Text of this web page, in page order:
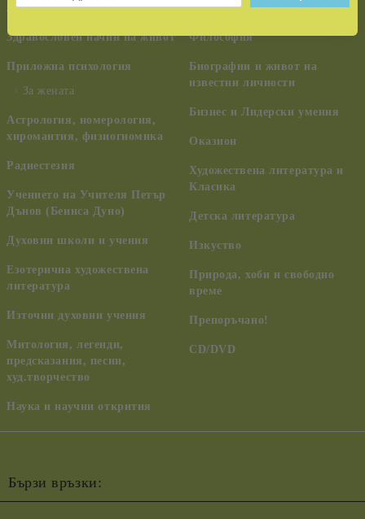
лечение
Здравословен начин на живот
Приложна психология
За жената
Астрология, номерология,
хиромантия, физиогномика
Радиестезия
Учението на Учителя Петър
Дънов (Беинса Дуно)
Духовни школи и учения
Езотерична художествена
литература
Източни духовни учения
Митология, легенди,
предсказания, песни,
худ.творчество
Наука и научни открития
ченълинг, НЛО
Философия
Биографии и живот на
известни личности
Бизнес и Лидерски умения
Оказион
Художествена литература и
Класика
Детска литература
Изкуство
Природа, хоби и свободно
време
Препоръчано!
CD/DVD
Бързи връзки: